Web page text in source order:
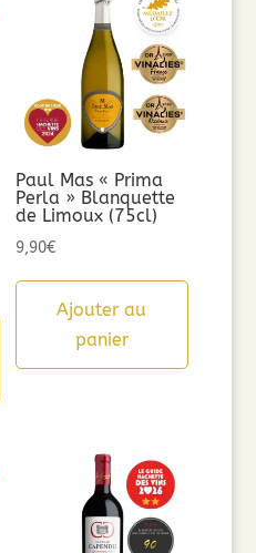
Paul Mas « Prima
Perla » Blanquette
de Limoux (75cl)
9,90€
Ajouter au
panier